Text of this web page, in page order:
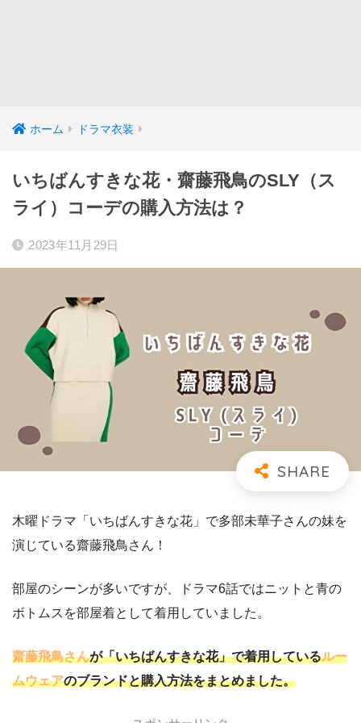
ホーム ドラマ衣装
いちばんすきな花・齋藤飛鳥のSLY（ス
ライ）コーデの購入方法は？
2023年11月29日
木曜ドラマ「いちばんすきな花」で多部未華子さんの妹を
演じている齋藤飛鳥さん！
部屋のシーンが多いですが、ドラマ6話ではニットと青の
ボトムスを部屋着として着用していました。
齋藤飛鳥さんが「いちばんすきな花」で着用しているルー
ムウェアのブランドと購入方法をまとめました。